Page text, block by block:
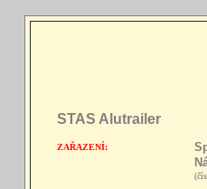
STAS Alutrailer
ZAŘAZENÍ: